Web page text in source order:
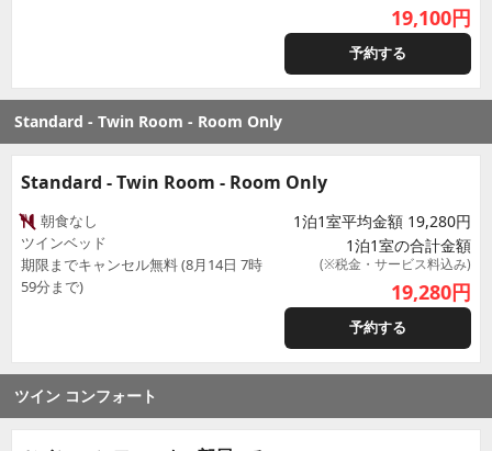
19,100円
予約する
Standard - Twin Room - Room Only
Standard - Twin Room - Room Only
朝食なし
ツインベッド
期限までキャンセル無料 (8月14日 7時
59分まで)
1泊1室平均金額 19,280円
1泊1室の合計金額
(※税金・サービス料込み)
19,280円
予約する
ツイン コンフォート